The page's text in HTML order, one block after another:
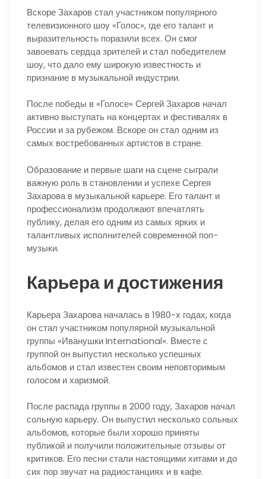
Вскоре Захаров стал участником популярного
телевизионного шоу «Голос», где его талант и
выразительность поразили всех. Он смог
завоевать сердца зрителей и стал победителем
шоу, что дало ему широкую известность и
признание в музыкальной индустрии.
После победы в «Голосе» Сергей Захаров начал
активно выступать на концертах и фестивалях в
России и за рубежом. Вскоре он стал одним из
самых востребованных артистов в стране.
Образование и первые шаги на сцене сыграли
важную роль в становлении и успехе Сергея
Захарова в музыкальной карьере. Его талант и
профессионализм продолжают впечатлять
публику, делая его одним из самых ярких и
талантливых исполнителей современной поп-
музыки.
Карьера и достижения
Карьера Захарова началась в 1980-х годах, когда
он стал участником популярной музыкальной
группы «Иванушки International». Вместе с
группой он выпустил несколько успешных
альбомов и стал известен своим неповторимым
голосом и харизмой.
После распада группы в 2000 году, Захаров начал
сольную карьеру. Он выпустил несколько сольных
альбомов, которые были хорошо приняты
публикой и получили положительные отзывы от
критиков. Его песни стали настоящими хитами и до
сих пор звучат на радиостанциях и в кафе.